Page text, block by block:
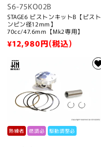
S6-75KO02B
STAGE6 ピストンキットB【ピスト
ンピン径12mm】
70cc/47.6mm【Mk2専用】
通
価
¥12,980円(税込)
熟練者 燃調必 駆動調整必